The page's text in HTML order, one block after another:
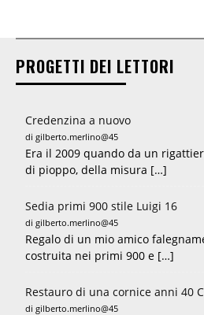
PROGETTI DEI LETTORI
Credenzina a nuovo
di gilberto.merlino@45
Era il 2009 quando da un
di pioppo, della misura […]
Sedia primi 900 stile Luigi 16
di gilberto.merlino@45
Regalo di un mio amico
costruita nei primi 900 e […]
Restauro di una cornice anni 40
di gilberto.merlino@45